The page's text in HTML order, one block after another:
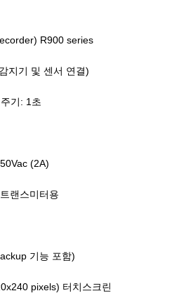
R900 series
지기 및 센서 연결)
기: 1초
(2A)
랜스미터용
기능 포함)
pixels) 터치스크린